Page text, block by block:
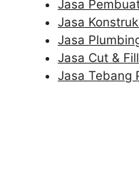
Jasa
Jasa
Jasa
Jasa Cut & Fill
Jasa Tebang